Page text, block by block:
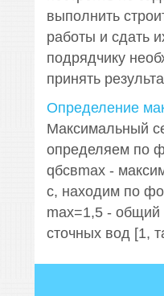
выполнить
работы и сдать
подрядчику
принять
Определение
Максимальный
определяем по
qбсвmax -
с, находим по
max=1,5 - общий
сточных вод [1,